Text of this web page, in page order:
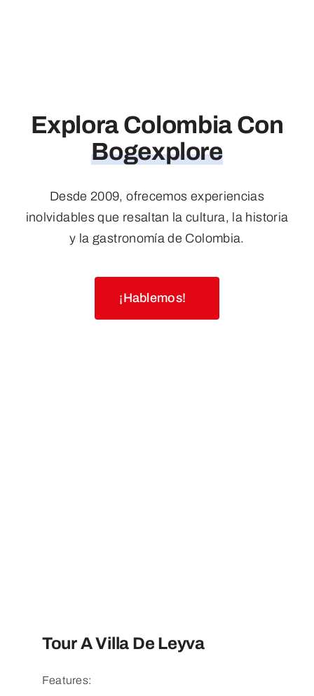
Explora Colombia Con
Bogexplore
Desde 2009, ofrecemos experiencias
inolvidables que resaltan la cultura, la historia
y la gastronomía de Colombia.
¡Hablemos!
Tour A Villa De Leyva
Features: